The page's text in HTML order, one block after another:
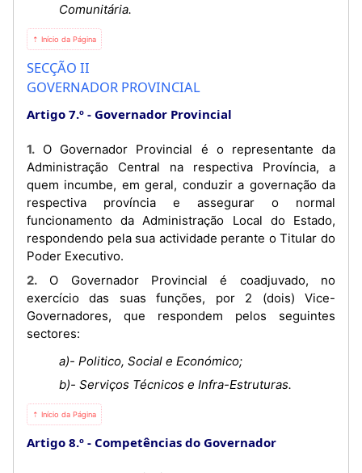
Comunitária.
⇡ Início da Página
SECÇÃO II
GOVERNADOR PROVINCIAL
Artigo 7.º Governador Provincial
1. O Governador Provincial é o representante da
Administração Central na respectiva Província, a
quem incumbe, em geral, conduzir a governação da
respectiva província e assegurar o normal
funcionamento da Administração Local do Estado,
respondendo pela sua actividade perante o Titular do
Poder Executivo.
2. O Governador Provincial é coadjuvado, no
exercício das suas funções, por 2 (dois) Vice-
Governadores, que respondem pelos seguintes
sectores:
a)- Politico, Social e Económico;
b)- Serviços Técnicos e Infra-Estruturas.
⇡ Início da Página
Artigo 8.º Competências do Governador